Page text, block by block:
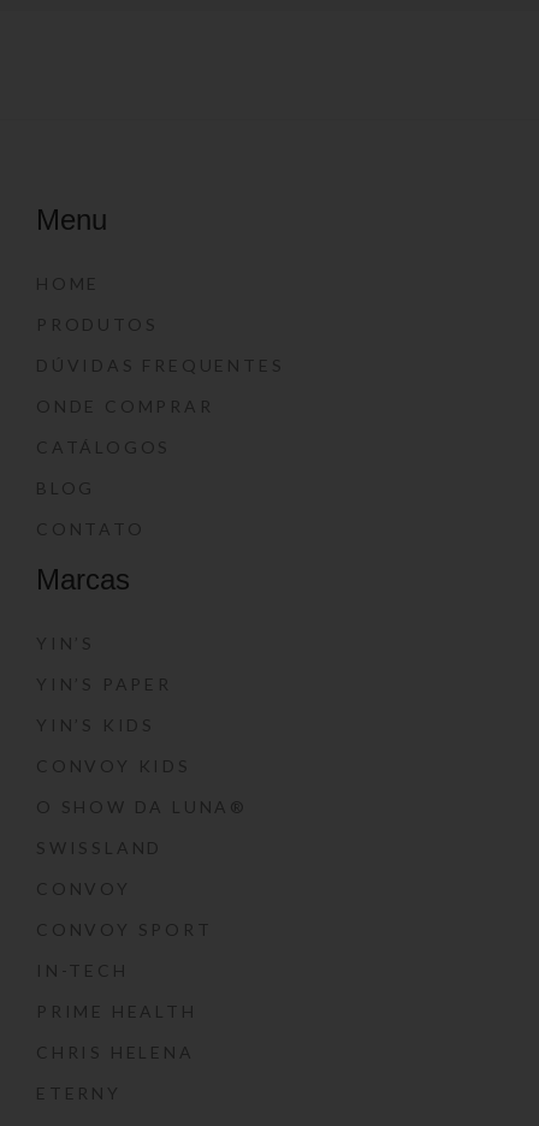
Menu
HOME
PRODUTOS
DÚVIDAS FREQUENTES
ONDE COMPRAR
CATÁLOGOS
BLOG
CONTATO
Marcas
YIN’S
YIN’S PAPER
YIN’S KIDS
CONVOY KIDS
O SHOW DA LUNA®
SWISSLAND
CONVOY
CONVOY SPORT
IN-TECH
PRIME HEALTH
CHRIS HELENA
ETERNY